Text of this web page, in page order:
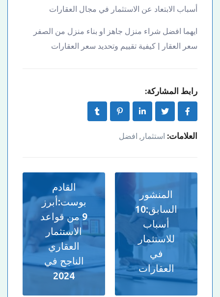
أسباب الابتعاد عن الاستثمار في مجال العقارات
ايهما افضل شراء منزل جاهز او بناء منزل من الصفر
سعر العقار | كيفية تقييم وتحديد سعر العقارات
رابط المشاركة:
العلامات: استثمار , افضل
المنشور
السابق:10
أسباب
للاستثمار
في
العقارات
القادم
بوست:أبرز
9 من قواعد
الاستثمار
العقاري
الناجح في
2024